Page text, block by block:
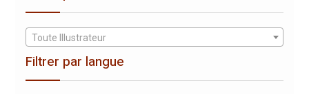
Toute Illustrateur
Filtrer par langue